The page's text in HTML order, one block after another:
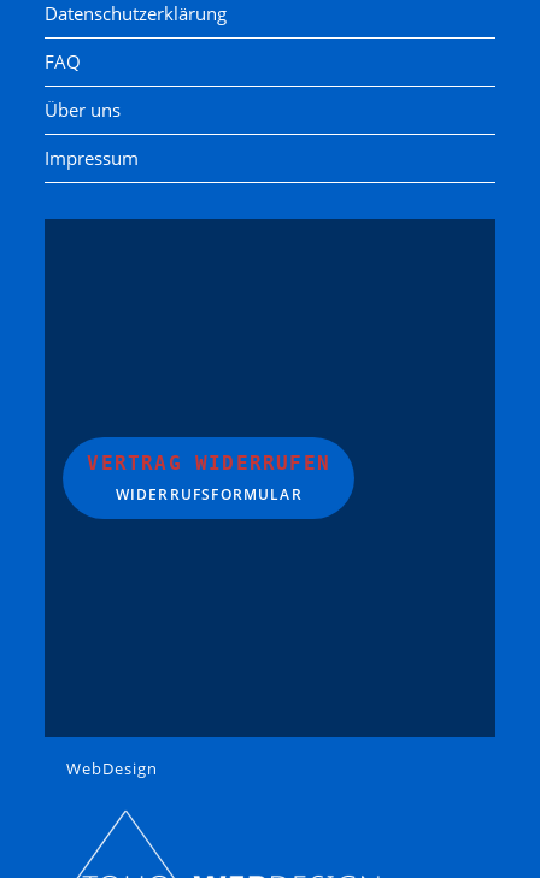
Datenschutzerklärung
FAQ
Über uns
Impressum
VERTRAG WIDERRUFEN
WIDERRUFSFORMULAR
WebDesign